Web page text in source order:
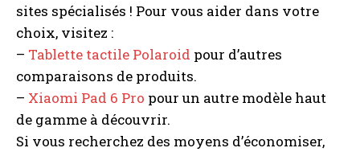
sites spécialisés ! Pour vous aider dans votre
choix, visitez :
– Tablette tactile Polaroid pour d’autres
comparaisons de produits.
– Xiaomi Pad 6 Pro pour un autre modèle haut
de gamme à découvrir.
Si vous recherchez des moyens d’économiser,